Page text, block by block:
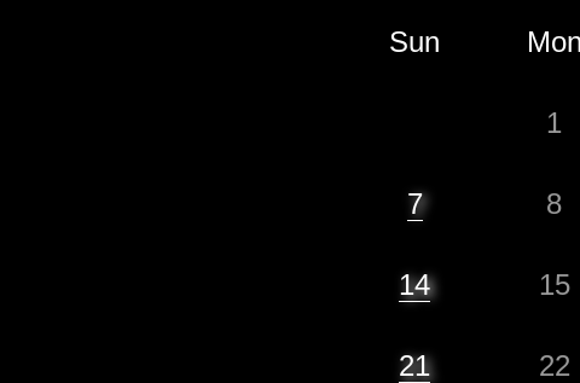
Sun Mon
1
7 8
14 15
21 22